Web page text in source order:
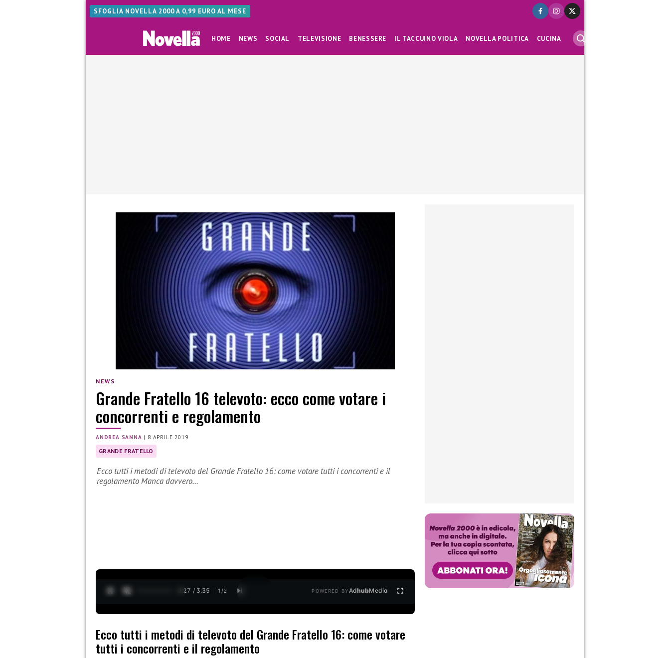
SFOGLIA NOVELLA 2000 A 0,99 EURO AL MESE
HOME NEWS SOCIAL TELEVISIONE BENESSERE IL TACCUINO VIOLA NOVELLA POLITICA CUCINA
NEWS
Grande Fratello 16 televoto: ecco come votare i
concorrenti e regolamento
ANDREA SANNA | 8 APRILE 2019
GRANDE FRATELLO
Ecco tutti i metodi di televoto del Grande Fratello 16: come votare tutti i concorrenti e il
regolamento Manca davvero…
0:28 / 3:35 1 /2 POWERED BYAdhubMedia
Ecco tutti i metodi di televoto del Grande Fratello 16: come votare
tutti i concorrenti e il regolamento